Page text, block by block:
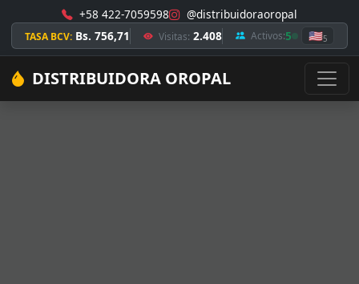
+58 422-7059598 @distribuidoraoropal
TASA BCV: Bs. 756,71 Visitas: 2.408 Activos:5 🇺🇸5
DISTRIBUIDORA OROPAL